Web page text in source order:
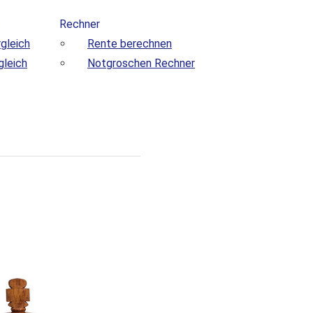
Rechner
Rente berechnen
Notgroschen Rechner